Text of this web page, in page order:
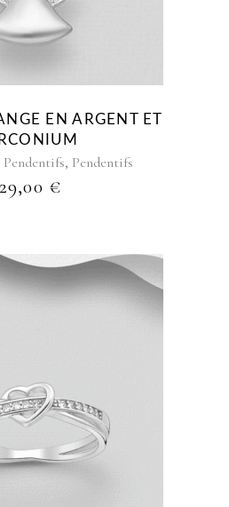
EN ARGENT ET
Pendentifs, Pendentifs
29,00 €
Ce
produit
a
plusieurs
variations.